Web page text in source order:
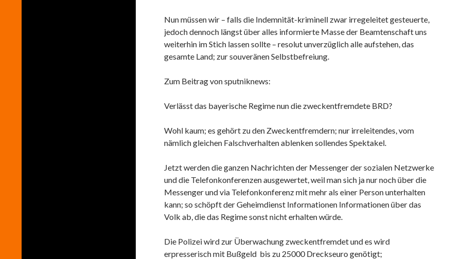
Nun müssen wir – falls die Indemnität-kriminell zwar irregeleitet gesteuerte,
jedoch dennoch längst über alles informierte Masse der Beamtenschaft uns
weiterhin im Stich lassen sollte – resolut unverzüglich alle aufstehen, das
gesamte Land; zur souveränen Selbstbefreiung.
Zum Beitrag von sputniknews:
Verlässt das bayerische Regime nun die zweckentfremdete BRD?
Wohl kaum; es gehört zu den Zweckentfremdern; nur irreleitendes, vom
nämlich gleichen Falschverhalten ablenken sollendes Spektakel.
Jetzt werden die ganzen Nachrichten der Messenger der sozialen Netzwerke
und die Telefonkonferenzen ausgewertet, weil man sich ja nur noch über die
Messenger und via Telefonkonferenz mit mehr als einer Person unterhalten
kann; so schöpft der Geheimdienst Informationen Informationen über das
Volk ab, die das Regime sonst nicht erhalten würde.
Die Polizei wird zur Überwachung zweckentfremdet und es wird
erpresserisch mit Bußgeld bis zu 25000 Dreckseuro genötigt;